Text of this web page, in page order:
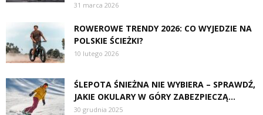
31 marca 2026
ROWEROWE TRENDY 2026: CO WYJEDZIE NA
POLSKIE ŚCIEŻKI?
10 lutego 2026
ŚLEPOTA ŚNIEŻNA NIE WYBIERA – SPRAWDŹ,
JAKIE OKULARY W GÓRY ZABEZPIECZĄ...
30 grudnia 2025